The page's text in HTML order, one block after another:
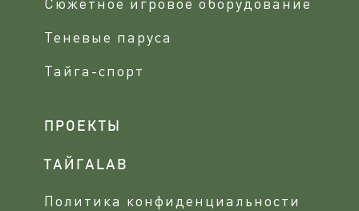
Теневые паруса
Тайга-спорт
ПРОЕКТЫ
ТАЙГАLAB
Политика конфиденциальности